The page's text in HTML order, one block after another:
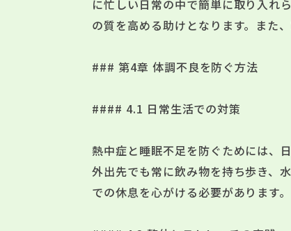
に忙しい日常の中で簡単に取り入れ
の質を高める助けとなります。また
### 第4章 体調不良を防ぐ方法
#### 4.1 日常生活での対策
熱中症と睡眠不足を防ぐためには、
外出先でも常に飲み物を持ち歩き、
での休息を心がける必要があります